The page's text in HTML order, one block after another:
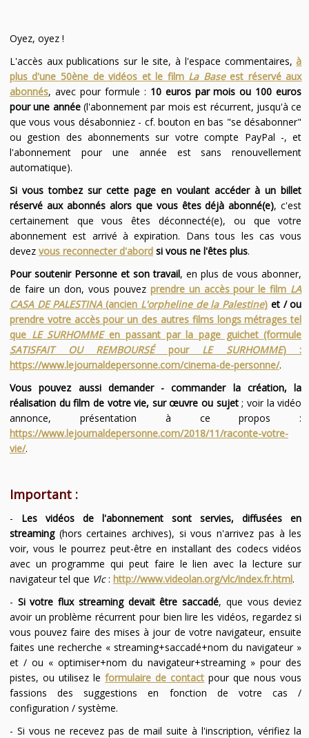
Oyez, oyez !
L'accès aux publications sur le site, à l'espace commentaires,à
plus d'une 50ène de vidéos et le film La Baseest réservé aux
abonnés, avec pour formule : 10 euros par mois ou 100 euros
pour une année(l'abonnement par mois est récurrent, jusqu'à ce
que vous vous désabonniez - cf. bouton en bas "se désabonner"
ou gestion des abonnements sur votre compte PayPal -, et
l'abonnement pour une année est sans renouvellement
automatique).
Si vous tombez sur cette page en voulant accéder à un billet
réservé aux abonnés alors que vous êtes déjà abonné(e), c'est
certainement que vous êtes déconnecté(e), ou que votre
abonnement est arrivé à expiration. Dans tous les cas vous
devez vous reconnecter d'abordsi vous ne l'êtes plus.
Pour soutenir Personne et son travail, en plus de vous abonner,
de faire un don, vous pouvez prendre un accès pour le film LA
CASA DE PALESTINA(ancien L'orpheline de la Palestine) et / ou
prendre votre accès pour un des autres films longs métrages tel
que LE SURHOMMEen passant par la page guichet (formule
SATISFAIT OU REMBOURSÉpour LE SURHOMME) :
https://www.lejournaldepersonne.com/cinema-de-personne/.
Vous pouvez aussi demander - commander la création, la
réalisation du film de votre vie, sur œuvre ou sujet; voir la vidéo
annonce, présentation à ce propos :
https://www.lejournaldepersonne.com/2018/11/raconte-votre-
vie/.
Important :
- Les vidéos de l'abonnement sont servies, diffusées en
streaming(hors certaines archives), si vous n'arrivez pas à les
voir, vous le pourrez peut-être en installant des codecs vidéos
avec un programme qui peut faire le lien avec la lecture sur
navigateur tel que Vlc: http://www.videolan.org/vlc/index.fr.html.
- Si votre flux streaming devait être saccadé, que vous deviez
avoir un problème récurrent pour bien lire les vidéos, regardez si
vous pouvez faire des mises à jour de votre navigateur, ensuite
faites une recherche « streaming+saccadé+nom du navigateur »
et / ou « optimiser+nom du navigateur+streaming » pour des
pistes, ou utilisez leformulaire de contact pour que nous vous
fassions des suggestions en fonction de votre cas /
configuration / système.
- Si vous ne recevez pas de mail suite à l'inscription, vérifiez la